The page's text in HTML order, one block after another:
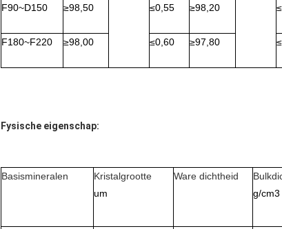
F90~D150 ≥98,50 ≤0,55 ≥98,20 ≤
F180~F220 ≥98,00 ≤0,60 ≥97,80 ≤
Fysische eigenschap:
Basismineralen
Kristalgrootte
um
Ware dichtheid
g/cm3